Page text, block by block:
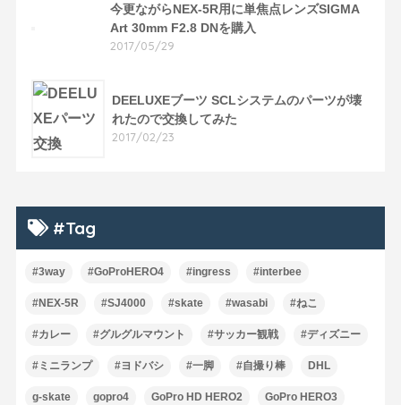
今更ながらNEX-5R用に単焦点レンズSIGMA
Art 30mm F2.8 DNを購入
2017/05/29
DEELUXEブーツ SCLシステムのパーツが壊
れたので交換してみた
2017/02/23
#Tag
#3way #GoProHERO4 #ingress #interbee
#NEX-5R #SJ4000 #skate #wasabi #ねこ
#カレー #グルグルマウント #サッカー観戦 #ディズニー
#ミニランプ #ヨドバシ #一脚 #自撮り棒 DHL
g-skate gopro4 GoPro HD HERO2 GoPro HERO3